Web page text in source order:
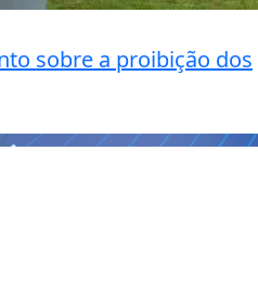
sobre a proibição dos